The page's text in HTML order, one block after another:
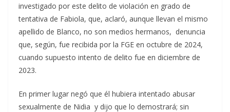
investigado por este delito de violación en grado de
tentativa de Fabiola, que, aclaró, aunque llevan el mismo
apellido de Blanco, no son medios hermanos, denuncia
que, según, fue recibida por la FGE en octubre de 2024,
cuando supuesto intento de delito fue en diciembre de
2023.
En primer lugar negó que él hubiera intentado abusar
sexualmente de Nidia y dijo que lo demostrará; sin